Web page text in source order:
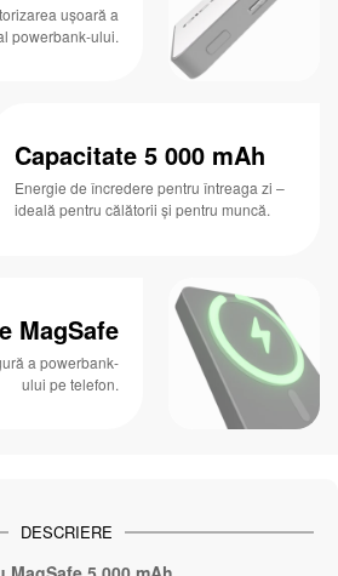
ușoară a
powerbank-ului.
Capacitate 5 000 mAh
Energie de încredere pentru întreaga zi –
ideală pentru călătorii și pentru muncă.
MagSafe
a powerbank-
ului pe telefon.
DESCRIERE